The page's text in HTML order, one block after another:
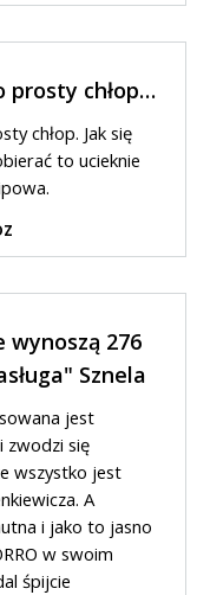
prosty chłop…
chłop. Jak się
to ucieknie
wynoszą 276
Sznela
jest
zwodzi się
wszystko jest
A
i jako to jasno
w swoim
śpijcie